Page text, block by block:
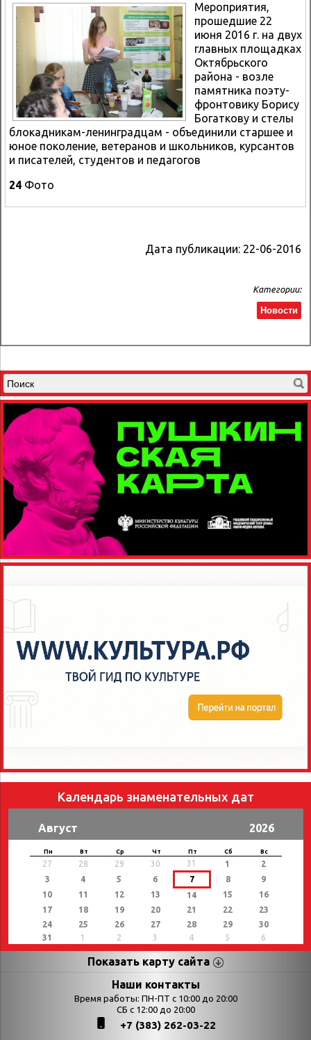
Мероприятия,
прошедшие 22
июня 2016 г. на двух
главных площадках
Октябрьского
района - возле
памятника поэту-
фронтовику Борису
Богаткову и стелы
блокадникам-ленинградцам - объединили старшее и
юное поколение, ветеранов и школьников, курсантов
и писателей, студентов и педагогов
24 Фото
Дата публикации: 22-06-2016
Категории:
Новости
Календарь знаменательных дат
Август 2026
Пн Вт Ср Чт Пт Сб Вс
27 28 29 30 31 1
2
3
4 5 6 7 8
9
10
11 12 13 14 15
16
17
18 19 20 21 22
23
24
25 26 27 28 29
30
31
1 2 3 4 5 6
Показать карту сайта
Страницы Категории
Выставки
День в истории
Наши контакты
Время работы: ПН-ПТ с 10:00 до 20:00
СБ с 12:00 до 20:00
+7 (383) 262-03-22